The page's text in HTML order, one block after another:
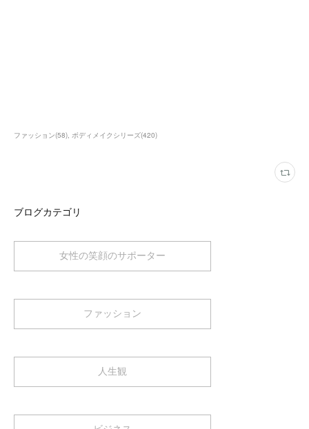
ファッション(58) ボディメイクシリーズ(420)
ブログカテゴリ
女性の笑顔のサポーター
ファッション
人生観